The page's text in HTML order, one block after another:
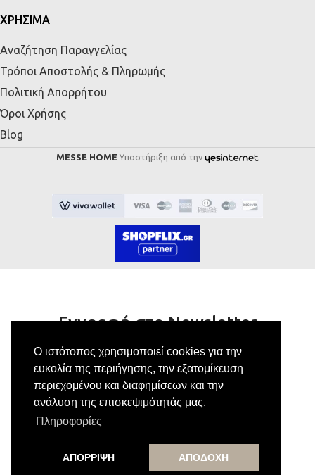
Ο ιστότοπος χρησιμοποιεί cookies για την
ευκολία της περιήγησης, την εξατομίκευση
περιεχομένου και διαφημίσεων και την
ανάλυση της επισκεψιμότητάς μας.
Πληροφορίες
ΑΠΟΡΡΙΨΗ ΑΠΟΔΟΧΗ
ΧΡΗΣΙΜΑ
Αναζήτηση Παραγγελίας
Τρόποι Αποστολής & Πληρωμής
Πολιτική Απορρήτου
Όροι Χρήσης
Blog
MESSE HOME Υποστήριξη από την
Εγγραφή στο Newsletter
Κάνε εγγραφή στο newsletter μας για να
λαμβάνεις αποκλειστικές προσφορές.